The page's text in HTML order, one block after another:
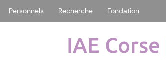
Personnels Recherche Fondation
IAE Corse |